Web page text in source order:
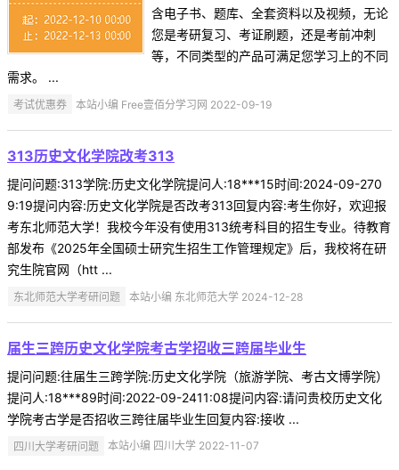
含电子书、题库、全套资料以及视频，无论
您是考研复习、考证刷题，还是考前冲刺
等，不同类型的产品可满足您学习上的不同
需求。 ...
考试优惠券 本站小编 Free壹佰分学习网 2022-09-19
313历史文化学院改考313
提问问题:313学院:历史文化学院提问人:18***15时间:2024-09-270
9:19提问内容:历史文化学院是否改考313回复内容:考生你好，欢迎报
考东北师范大学！我校今年没有使用313统考科目的招生专业。待教育
部发布《2025年全国硕士研究生招生工作管理规定》后，我校将在研
究生院官网（htt ...
东北师范大学考研问题 本站小编 东北师范大学 2024-12-28
届生三跨历史文化学院考古学招收三跨届毕业生
提问问题:往届生三跨学院:历史文化学院（旅游学院、考古文博学院）
提问人:18***89时间:2022-09-2411:08提问内容:请问贵校历史文化
学院考古学是否招收三跨往届毕业生回复内容:接收 ...
四川大学考研问题 本站小编 四川大学 2022-11-07